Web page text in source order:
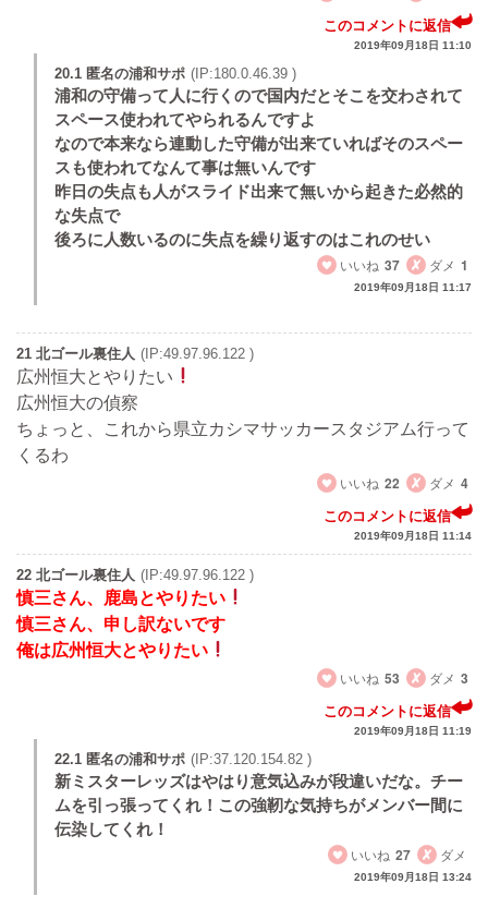
このコメントに返信
2019年09月18日 11:10
20.1 匿名の浦和サポ (IP:180.0.46.39 )
浦和の守備って人に行くので国内だとそこを交わされて
スペース使われてやられるんですよ
なので本来なら連動した守備が出来ていればそのスペー
スも使われてなんて事は無いんです
昨日の失点も人がスライド出来て無いから起きた必然的
な失点で
後ろに人数いるのに失点を繰り返すのはこれのせい
いいね 37 ダメ 1
2019年09月18日 11:17
21 北ゴール裏住人 (IP:49.97.96.122 )
広州恒大とやりたい
広州恒大の偵察
ちょっと、これから県立カシマサッカースタジアム行って
くるわ
いいね 22 ダメ 4
このコメントに返信
2019年09月18日 11:14
22 北ゴール裏住人 (IP:49.97.96.122 )
慎三さん、鹿島とやりたい
慎三さん、申し訳ないです
俺は広州恒大とやりたい
いいね 53 ダメ 3
このコメントに返信
2019年09月18日 11:19
22.1 匿名の浦和サポ (IP:37.120.154.82 )
新ミスターレッズはやはり意気込みが段違いだな。チー
ムを引っ張ってくれ！この強靭な気持ちがメンバー間に
伝染してくれ！
いいね 27 ダメ
2019年09月18日 13:24